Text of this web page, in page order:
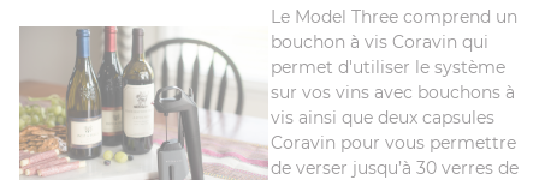
Le Model Three comprend un
bouchon à vis Coravin qui
permet d'utiliser le système
sur vos vins avec bouchons à
vis ainsi que deux capsules
Coravin pour vous permettre
de verser jusqu’à 30 verres de